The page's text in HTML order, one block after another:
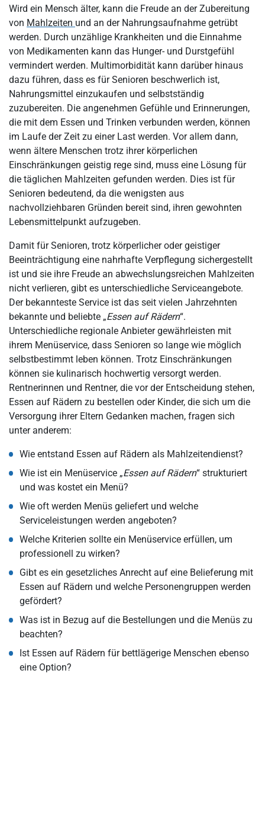
Wird ein Mensch älter, kann die Freude an der Zubereitung
von Mahlzeiten und an der Nahrungsaufnahme getrübt
werden. Durch unzählige Krankheiten und die Einnahme
von Medikamenten kann das Hunger- und Durstgefühl
vermindert werden. Multimorbidität kann darüber hinaus
dazu führen, dass es für Senioren beschwerlich ist,
Nahrungsmittel einzukaufen und selbstständig
zuzubereiten. Die angenehmen Gefühle und Erinnerungen,
die mit dem Essen und Trinken verbunden werden, können
im Laufe der Zeit zu einer Last werden. Vor allem dann,
wenn ältere Menschen trotz ihrer körperlichen
Einschränkungen geistig rege sind, muss eine Lösung für
die täglichen Mahlzeiten gefunden werden. Dies ist für
Senioren bedeutend, da die wenigsten aus
nachvollziehbaren Gründen bereit sind, ihren gewohnten
Lebensmittelpunkt aufzugeben.
Damit für Senioren, trotz körperlicher oder geistiger
Beeinträchtigung eine nahrhafte Verpflegung sichergestellt
ist und sie ihre Freude an abwechslungsreichen Mahlzeiten
nicht verlieren, gibt es unterschiedliche Serviceangebote.
Der bekannteste Service ist das seit vielen Jahrzehnten
bekannte und beliebte „Essen auf Rädern“.
Unterschiedliche regionale Anbieter gewährleisten mit
ihrem Menüservice, dass Senioren so lange wie möglich
selbstbestimmt leben können. Trotz Einschränkungen
können sie kulinarisch hochwertig versorgt werden.
Rentnerinnen und Rentner, die vor der Entscheidung stehen,
Essen auf Rädern zu bestellen oder Kinder, die sich um die
Versorgung ihrer Eltern Gedanken machen, fragen sich
unter anderem:
Wie entstand Essen auf Rädern als Mahlzeitendienst?
Wie ist ein Menüservice „Essen auf Rädern“ strukturiert
und was kostet ein Menü?
Wie oft werden Menüs geliefert und welche
Serviceleistungen werden angeboten?
Welche Kriterien sollte ein Menüservice erfüllen, um
professionell zu wirken?
Gibt es ein gesetzliches Anrecht auf eine Belieferung mit
Essen auf Rädern und welche Personengruppen werden
gefördert?
Was ist in Bezug auf die Bestellungen und die Menüs zu
beachten?
Ist Essen auf Rädern für bettlägerige Menschen ebenso
eine Option?